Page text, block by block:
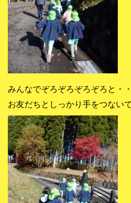
みんなでぞろぞろぞろぞろと・・
お友だちとしっかり手をつない